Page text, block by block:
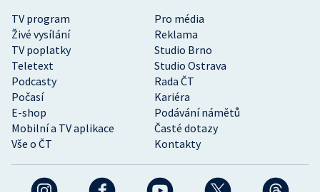
TV program
Pro média
Živé vysílání
Reklama
TV poplatky
Studio Brno
Teletext
Studio Ostrava
Podcasty
Rada ČT
Počasí
Kariéra
E-shop
Podávání námětů
Mobilní a TV aplikace
Časté dotazy
Vše o ČT
Kontakty